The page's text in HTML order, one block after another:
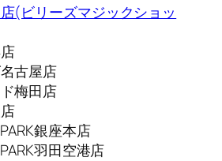
(ビリーズマジックショッ
古屋店
梅田店
銀座本店
羽田空港店